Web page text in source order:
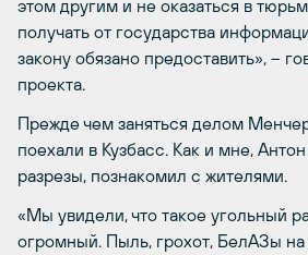
этом другим и не оказаться в
получать от государства
закону обязано предоставить», –
проекта.
Прежде чем заняться делом
поехали в Кузбасс. Как и мне,
разрезы, познакомил с жителями.
«Мы увидели, что такое угольный
огромный. Пыль, грохот, БелАЗы